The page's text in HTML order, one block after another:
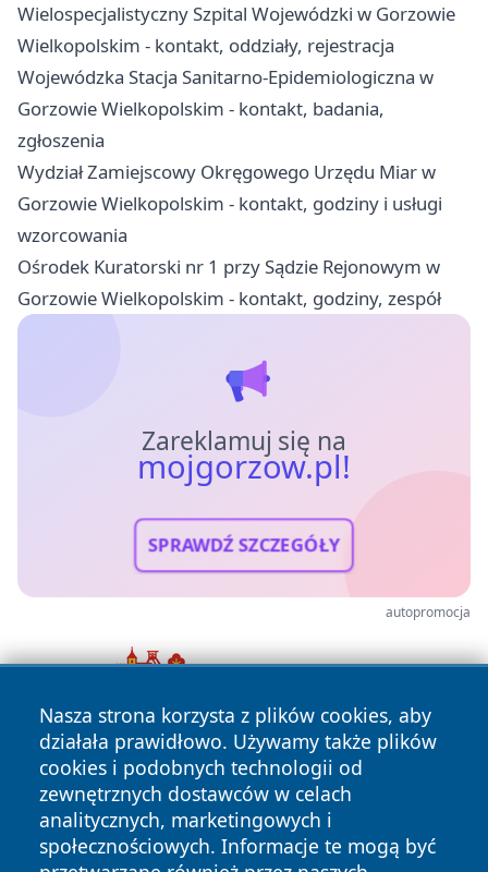
Wielospecjalistyczny Szpital Wojewódzki w Gorzowie
Wielkopolskim - kontakt, oddziały, rejestracja
Wojewódzka Stacja Sanitarno-Epidemiologiczna w
Gorzowie Wielkopolskim - kontakt, badania,
zgłoszenia
Wydział Zamiejscowy Okręgowego Urzędu Miar w
Gorzowie Wielkopolskim - kontakt, godziny i usługi
wzorcowania
Ośrodek Kuratorski nr 1 przy Sądzie Rejonowym w
Gorzowie Wielkopolskim - kontakt, godziny, zespół
Zareklamuj się na
mojgorzow.pl!
SPRAWDŹ SZCZEGÓŁY
autopromocja
Nasza strona korzysta z plików cookies, aby
działała prawidłowo. Używamy także plików
cookies i podobnych technologii od
zewnętrznych dostawców w celach
analitycznych, marketingowych i
społecznościowych. Informacje te mogą być